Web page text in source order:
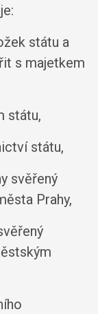
státu a
s majetkem
státu,
státu,
svěřený
Prahy,